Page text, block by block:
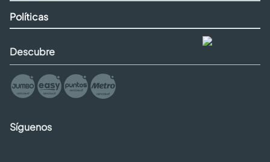
Políticas
Descubre
Síguenos